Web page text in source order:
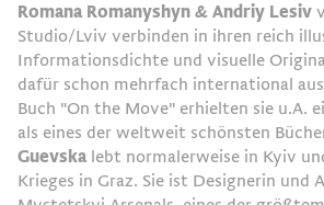
Romana Romanyshyn & Andriy Lesiv
Studio/Lviv verbinden in ihren reich
Informationsdichte und visuelle
dafür schon mehrfach international
Buch "On the Move" erhielten sie u.A.
als eines der weltweit schönsten
Guevska lebt normalerweise in Kyiv
Krieges in Graz. Sie ist Designerin und